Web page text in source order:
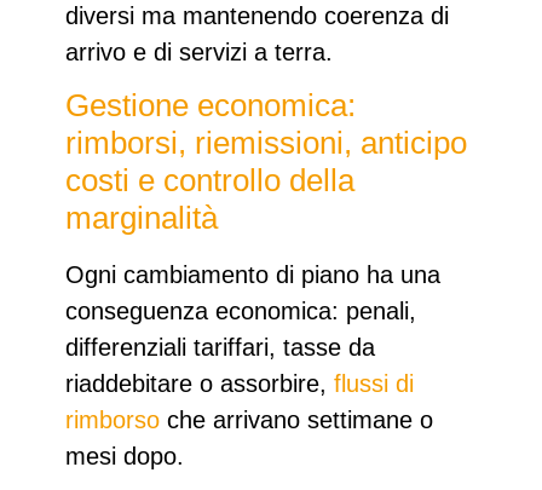
diversi ma mantenendo coerenza di
arrivo e di servizi a terra.
Gestione economica:
rimborsi, riemissioni, anticipo
costi e controllo della
marginalità
Ogni cambiamento di piano ha una
conseguenza economica: penali,
differenziali tariffari, tasse da
riaddebitare o assorbire, flussi di
rimborso che arrivano settimane o
mesi dopo.